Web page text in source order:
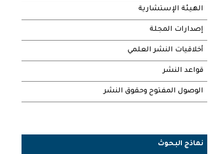
الهيئة الإستشارية
إصدارات المجلة
أخلاقيات النشر العلمي
قواعد النشر
الوصول المفتوح وحقوق النشر
نماذج البحوث